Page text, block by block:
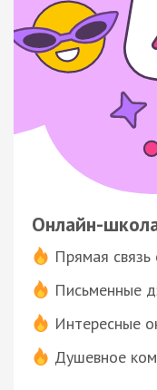
Онлайн-
Прямая
Письменные
Интересные
Душевное